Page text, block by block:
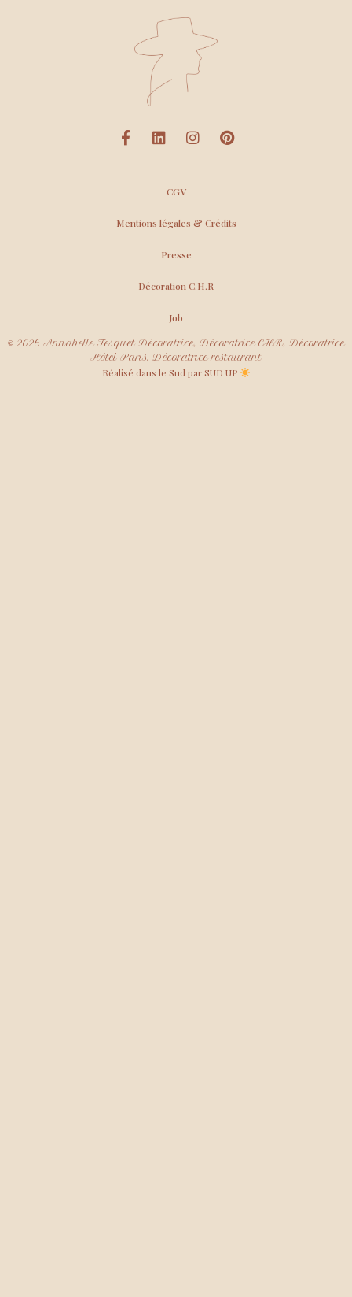
CGV
Mentions légales & Crédits
Presse
Décoration C.H.R
Job
© 2026 Annabelle Fesquet Décoratrice, Décoratrice CHR, Décoratrice
Hôtel Paris, Décoratrice restaurant
Réalisé dans le Sud par SUD UP